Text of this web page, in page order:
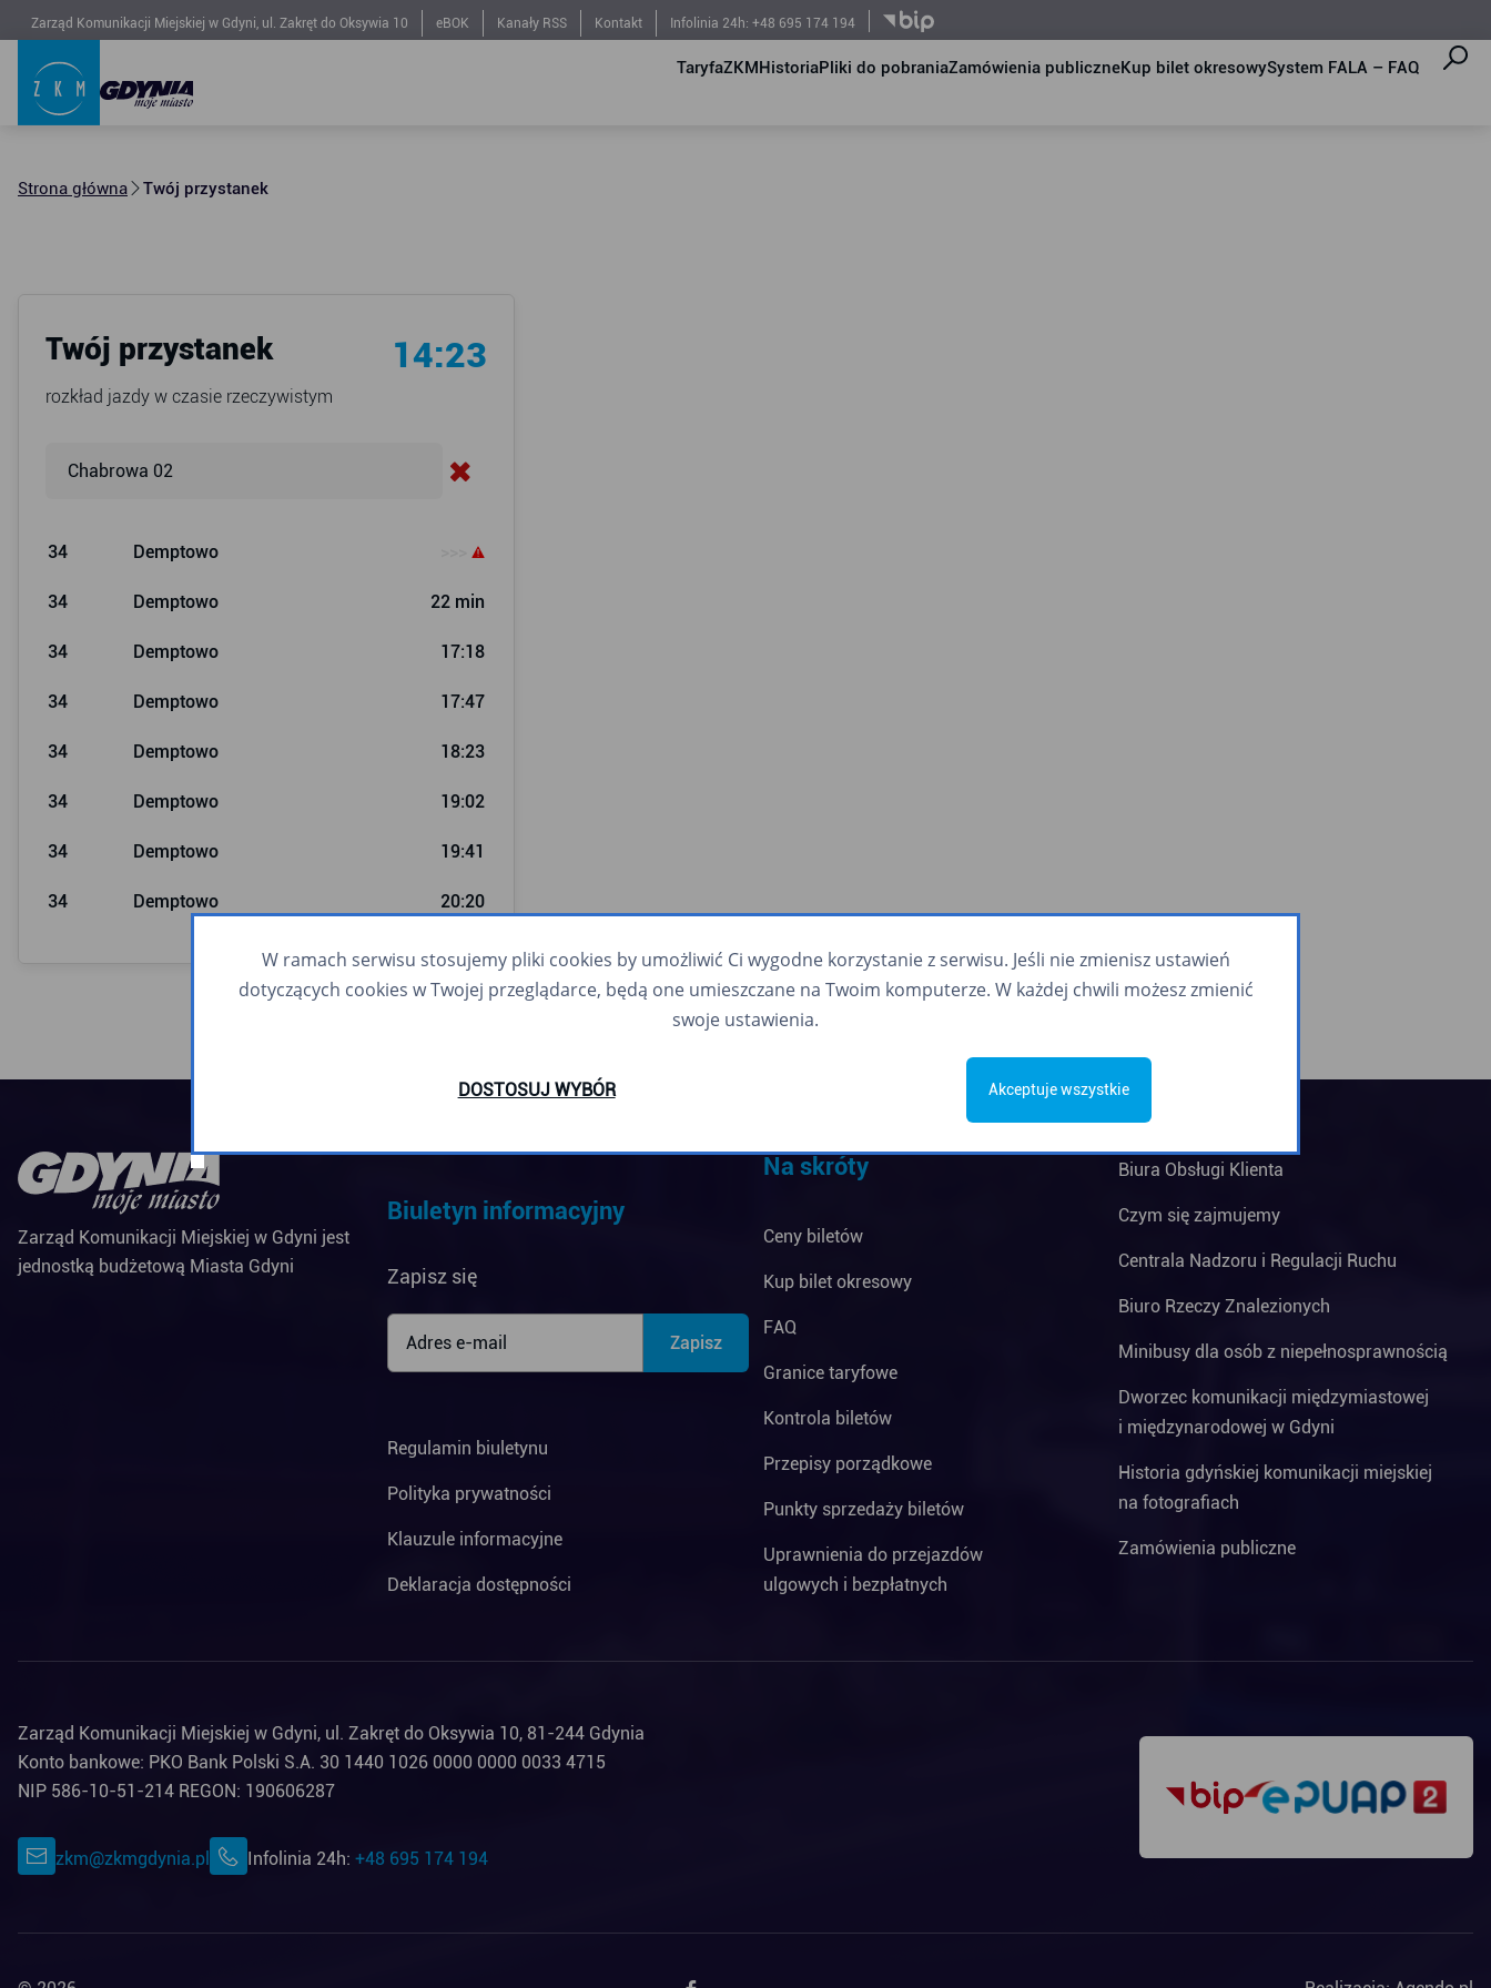
Zarząd Komunikacji Miejskiej w Gdyni, ul. Zakręt do Oksywia 10 eBOK Kanały RSS Kontakt Infolinia 24h: +48 695 174 194
TaryfaZKMHistoriaPliki do pobraniaZamówienia publiczneKup bilet okresowySystem FALA – FAQ
Strona główna Twój przystanek
Twój przystanek 14:23
rozkład jazdy w czasie rzeczywistym
34 Demptowo
34 Demptowo 22 min
34 Demptowo 17:18
34 Demptowo 17:47
34 Demptowo 18:23
34 Demptowo 19:02
34 Demptowo 19:41
34 Demptowo 20:20
Zarząd Komunikacji Miejskiej w Gdyni jest
jednostką budżetową Miasta Gdyni
Biuletyn informacyjny
Zapisz się
Regulamin biuletynu
Polityka prywatności
Klauzule informacyjne
Deklaracja dostępności
Na skróty
Ceny biletów
Kup bilet okresowy
FAQ
Granice taryfowe
Kontrola biletów
Przepisy porządkowe
Punkty sprzedaży biletów
Uprawnienia do przejazdów
ulgowych i bezpłatnych
Biura Obsługi Klienta
Czym się zajmujemy
Centrala Nadzoru i Regulacji Ruchu
Biuro Rzeczy Znalezionych
Minibusy dla osób z niepełnosprawnością
Dworzec komunikacji międzymiastowej
i międzynarodowej w Gdyni
Historia gdyńskiej komunikacji miejskiej
na fotografiach
Zamówienia publiczne
Zarząd Komunikacji Miejskiej w Gdyni, ul. Zakręt do Oksywia 10, 81-244 Gdynia
Konto bankowe: PKO Bank Polski S.A. 30 1440 1026 0000 0000 0033 4715
NIP 586-10-51-214 REGON: 190606287
zkm@zkmgdynia.pl Infolinia 24h: +48 695 174 194
W ramach serwisu stosujemy pliki cookies by umożliwić Ci wygodne korzystanie z serwisu. Jeśli nie zmienisz ustawień
dotyczących cookies w Twojej przeglądarce, będą one umieszczane na Twoim komputerze. W każdej chwili możesz zmienić
swoje ustawienia.
DOSTOSUJ WYBÓR Akceptuje wszystkie